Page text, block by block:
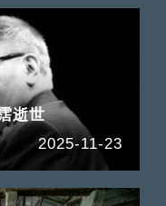
逝世
2025-11-23